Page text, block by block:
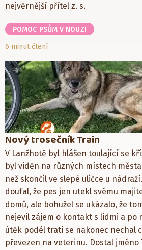
nejvěrnější přítel z. s.
POMOC PSŮM V NOUZI
6 minut čtení
Nový trosečník Train
V Lanžhotě byl hlášen toulající se
byl viděn na různých místech
než skončil ve slepé uličce u
doufal, že pes jen utekl svému
domů, ale bohužel se ukázalo, že
nejevil zájem o kontakt s lidmi a po
útěk podél trati se nakonec nechal
převezen na veterinu. Dostal jméno